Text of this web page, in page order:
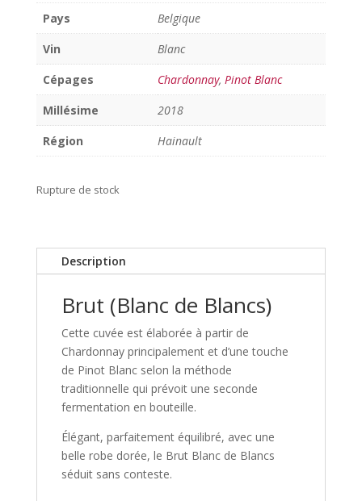
Pays
Belgique
Vin
Blanc
Cépages
Chardonnay, Pinot Blanc
Millésime
2018
Région
Hainault
Rupture de stock
Description
Brut (Blanc de Blancs)
Cette cuvée est élaborée à partir de
Chardonnay principalement et d’une touche
de Pinot Blanc selon la méthode
traditionnelle qui prévoit une seconde
fermentation en bouteille.
Élégant, parfaitement équilibré, avec une
belle robe dorée, le Brut Blanc de Blancs
séduit sans conteste.